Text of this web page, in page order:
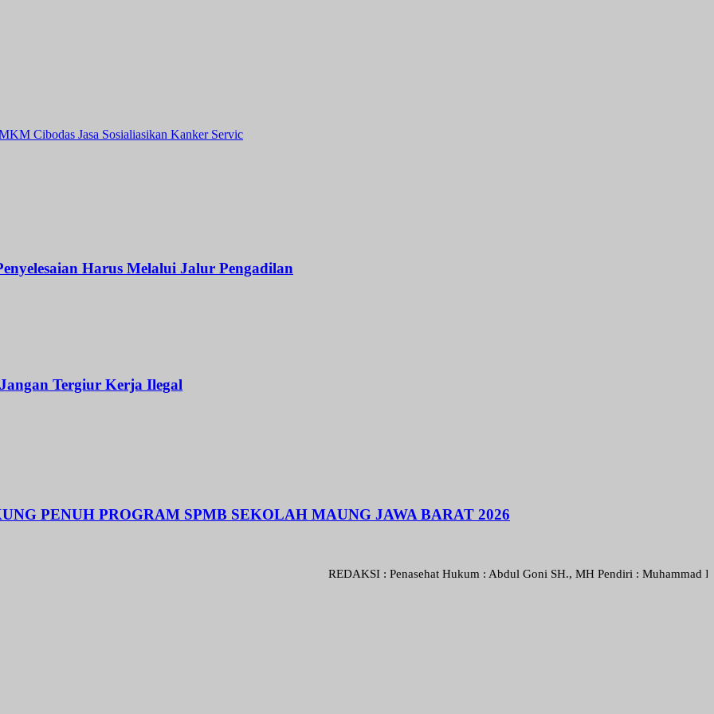
Cibodas Jasa Sosialiasikan Kanker Servic
Harus Melalui Jalur Pengadilan
Tergiur Kerja Ilegal
PENUH PROGRAM SPMB SEKOLAH MAUNG JAWA BARAT 2026
REDAKSI : Penasehat Hukum : Abdul Goni SH., MH Pendiri : Muhammad